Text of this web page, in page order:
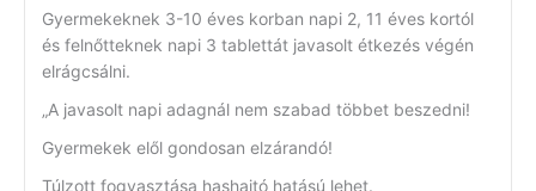
Gyermekeknek 3-10 éves korban napi 2, 11 éves kortól
és felnőtteknek napi 3 tablettát javasolt étkezés végén
elrágcsálni.
„A javasolt napi adagnál nem szabad többet beszedni!
Gyermekek elől gondosan elzárandó!
Túlzott fogyasztása hashajtó hatású lehet.